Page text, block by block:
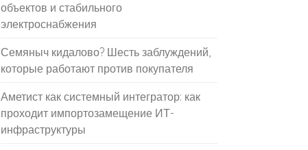
объектов и стабильного
электроснабжения
Семяныч кидалово? Шесть заблуждений,
которые работают против покупателя
Аметист как системный интегратор: как
проходит импортозамещение ИТ-
инфраструктуры